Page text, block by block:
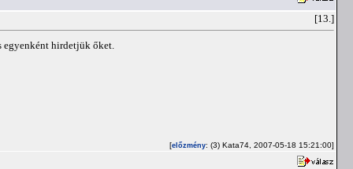
[13.]
hirdetjük őket.
[előzmény: (3) Kata74, 2007-05-18 15:21:00]